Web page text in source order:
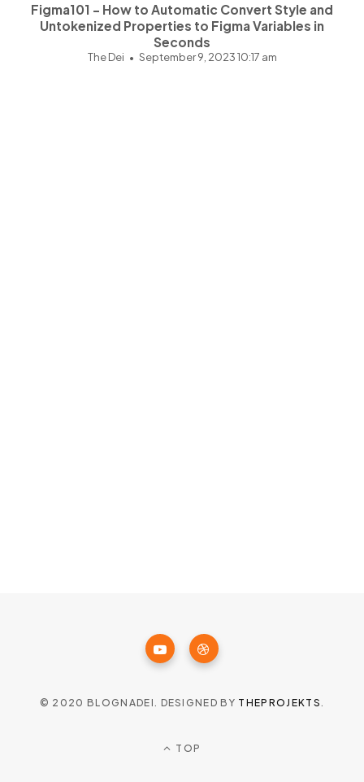
Figma101 - How to Automatic Convert Style and
Untokenized Properties to Figma Variables in
Seconds
The Dei September 9, 2023 10:17 am
© 2020 BLOGNADEI. DESIGNED BY THEPROJEKTS
TOP